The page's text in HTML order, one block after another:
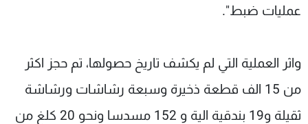
عمليات ضبط".
واثر العملية التي لم يكشف تاريخ حصولها، تم حجز اكثر
من 15 الف قطعة ذخيرة وسبعة رشاشات ورشاشة
ثقيلة و19 بندقية الية و 152 مسدسا ونحو 20 كلغ من